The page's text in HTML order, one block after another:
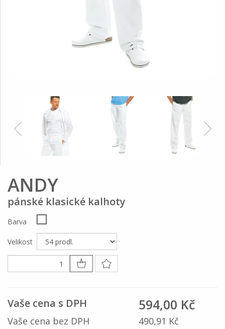
ANDY
pánské klasické kalhoty
Barva
Velikost
Vaše cena s DPH 594,00 Kč
Vaše cena bez DPH 490,91 Kč